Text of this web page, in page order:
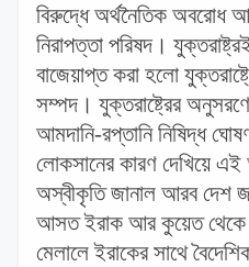
বিরুদ্ধে অর্থনৈতিক অবরোধ
নিরাপত্তা পরিষদ।
বাজেয়াপ্ত করা হলো
সম্পদ। যুক্তরাষ্ট্রের
আমদানি-রপ্তানি নিষিদ্ধ
লোকসানের কারণ দেখিয়ে
অস্বীকৃতি জানাল আরব দেশ
আসত ইরাক আর কুয়েত
মেলালে ইরাকের সাথে